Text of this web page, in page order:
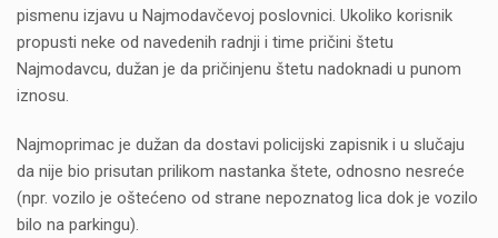
pismenu izjavu u Najmodavčevoj poslovnici. Ukoliko korisnik
propusti neke od navedenih radnji i time pričini štetu
Najmodavcu, dužan je da pričinjenu štetu nadoknadi u punom
iznosu.
Najmoprimac je dužan da dostavi policijski zapisnik i u slučaju
da nije bio prisutan prilikom nastanka štete, odnosno nesreće
(npr. vozilo je oštećeno od strane nepoznatog lica dok je vozilo
bilo na parkingu).